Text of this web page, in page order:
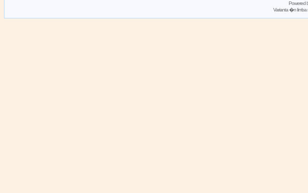
Powered
Varianta �n